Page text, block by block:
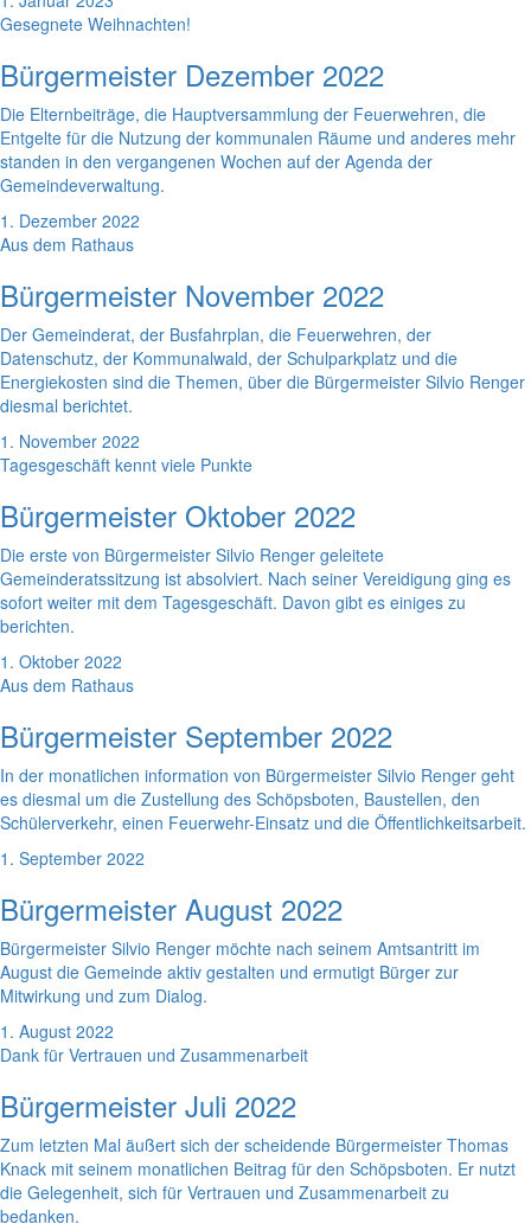
Gesegnete Weihnachten!
Bürgermeister Dezember 2022
Die Elternbeiträge, die Hauptversammlung der Feuerwehren, die
Entgelte für die Nutzung der kommunalen Räume und anderes mehr
standen in den vergangenen Wochen auf der Agenda der
Gemeindeverwaltung.
1. Dezember 2022
Aus dem Rathaus
Bürgermeister November 2022
Der Gemeinderat, der Busfahrplan, die Feuerwehren, der
Datenschutz, der Kommunalwald, der Schulparkplatz und die
Energiekosten sind die Themen, über die Bürgermeister Silvio Renger
diesmal berichtet.
1. November 2022
Tagesgeschäft kennt viele Punkte
Bürgermeister Oktober 2022
Die erste von Bürgermeister Silvio Renger geleitete
Gemeinderatssitzung ist absolviert. Nach seiner Vereidigung ging es
sofort weiter mit dem Tagesgeschäft. Davon gibt es einiges zu
berichten.
1. Oktober 2022
Aus dem Rathaus
Bürgermeister September 2022
In der monatlichen information von Bürgermeister Silvio Renger geht
es diesmal um die Zustellung des Schöpsboten, Baustellen, den
Schülerverkehr, einen Feuerwehr-Einsatz und die Öffentlichkeitsarbeit.
1. September 2022
Bürgermeister August 2022
Bürgermeister Silvio Renger möchte nach seinem Amtsantritt im
August die Gemeinde aktiv gestalten und ermutigt Bürger zur
Mitwirkung und zum Dialog.
1. August 2022
Dank für Vertrauen und Zusammenarbeit
Bürgermeister Juli 2022
Zum letzten Mal äußert sich der scheidende Bürgermeister Thomas
Knack mit seinem monatlichen Beitrag für den Schöpsboten. Er nutzt
die Gelegenheit, sich für Vertrauen und Zusammenarbeit zu
bedanken.